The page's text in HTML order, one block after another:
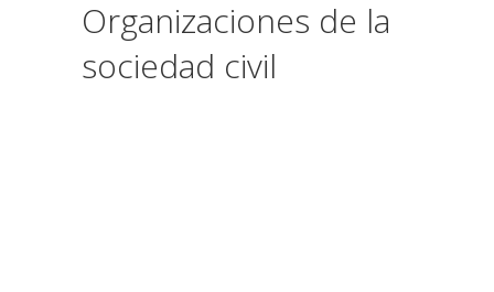
Organizaciones de la
sociedad civil